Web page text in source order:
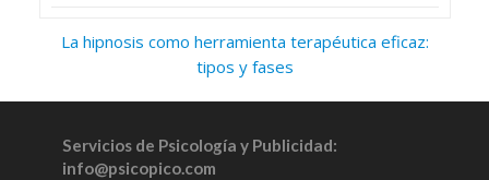
La hipnosis como herramienta terapéutica eficaz:
tipos y fases
Servicios de Psicología y Publicidad:
info@psicopico.com